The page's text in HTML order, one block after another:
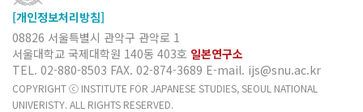
[개인정보처리방침]
08826 서울특별시 관악구 관악로 1
서울대학교 국제대학원 140동 403호 일본연구소
TEL. 02-880-8503 FAX. 02-874-3689 E-mail. ijs@snu.ac.kr
COPYRIGHT ⓒ INSTITUTE FOR JAPANESE STUDIES, SEOUL NATIONAL
UNIVERISTY. ALL RIGHTS RESERVED.